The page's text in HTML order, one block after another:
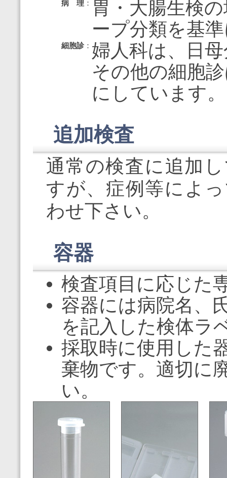
病 理 ：
胃・大腸生検
ープ分類を基
細胞診 ： 婦人科は、日
その他の細胞
にしています。
追加検査
通常の検査に追加
すが、症例等によ
わせ下さい。
容器
検査項目に応じた
容器には病院名、
を記入した検体ラ
採取時に使用した
棄物です。適切に
い。